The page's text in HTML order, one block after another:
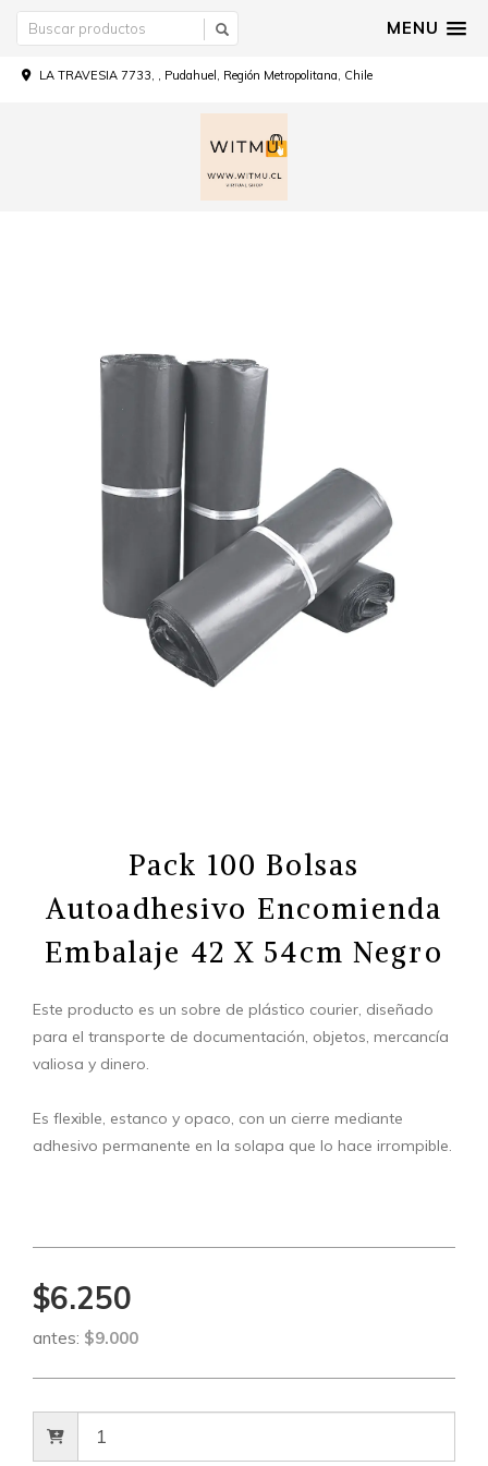
MENU
LA TRAVESIA 7733, , Pudahuel, Región Metropolitana, Chile
Pack 100 Bolsas
Autoadhesivo Encomienda
Embalaje 42 X 54cm Negro
Este producto es un sobre de plástico courier, diseñado
para el transporte de documentación, objetos, mercancía
valiosa y dinero.
Es flexible, estanco y opaco, con un cierre mediante
adhesivo permanente en la solapa que lo hace irrompible.
$6.250
antes: $9.000